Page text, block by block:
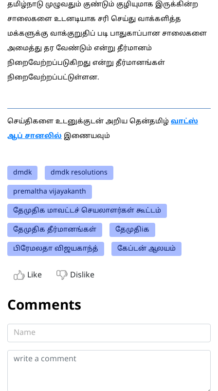
தமிழ்நாடு முழுவதும் குண்டும் குழியுமாக இருக்கின்ற
சாலைகளை உடனடியாக சரி செய்து வாக்களித்த
மக்களுக்கு வாக்குறுதிப் படி பாதுகாப்பான சாலைகளை
அமைத்து தர வேண்டும் என்று தீர்மானம்
நிறைவேற்றப்படுகிறது என்று தீர்மானங்கள்
நிறைவேற்றப்பட்டுள்ளன.
செய்திகளை உடனுக்குடன் அறிய தென்தமிழ் வாட்ஸ்
ஆப் சானலில் இணையவும்
dmdk dmdk resolutions
premaltha vijayakanth
தேமுதிக மாவட்டச் செயலாளர்கள் கூட்டம்
தேமுதிக தீர்மானங்கள் தேமுதிiக
பிரேமலதா விஜயகாந்த் கேப்டன் ஆலயம்
Like Dislike
Comments